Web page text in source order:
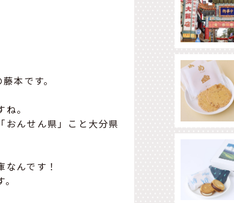
本です。
。
おんせん県」こと大分県
んです！